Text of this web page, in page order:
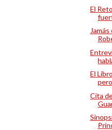
El
El
Cita